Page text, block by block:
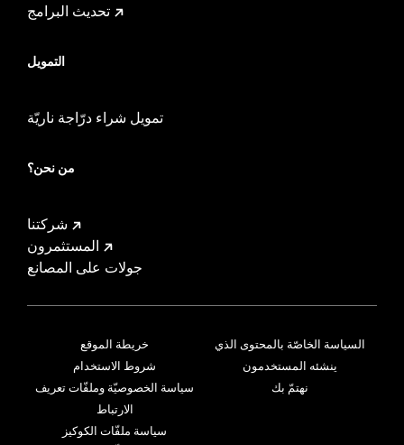
تحديث البرامج
التمويل
تمويل شراء درّاجة ناريّة
من نحن؟
شركتنا
المستثمرون
جولات على المصانع
خريطة الموقع
شروط الاستخدام
سياسة الخصوصيّة وملفّات تعريف
الارتباط
سياسة ملفّات الكوكيز
السياسة الخاصّة بالمحتوى الذي
ينشئه المستخدمون
نهتمّ بك